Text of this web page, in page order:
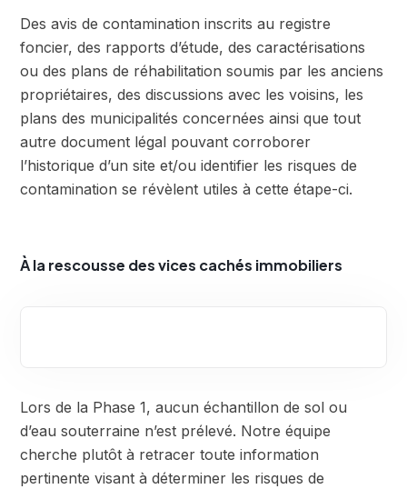
Des avis de contamination inscrits au registre
foncier, des rapports d’étude, des caractérisations
ou des plans de réhabilitation soumis par les anciens
propriétaires, des discussions avec les voisins, les
plans des municipalités concernées ainsi que tout
autre document légal pouvant corroborer
l’historique d’un site et/ou identifier les risques de
contamination se révèlent utiles à cette étape-ci.
À la rescousse des vices cachés immobiliers
Lors de la Phase 1, aucun échantillon de sol ou
d’eau souterraine n’est prélevé. Notre équipe
cherche plutôt à retracer toute information
pertinente visant à déterminer les risques de